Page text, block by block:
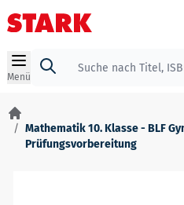
Zum Inhalt springen
Menü
Suche
/ Mathematik 10. Klasse - BLF
Prüfungsvorbereitung